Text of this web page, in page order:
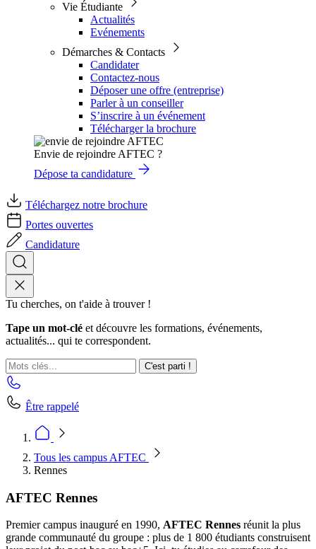
Vie Étudiante
Actualités
Evénements
Démarches & Contacts
Candidater
Contactez-nous
Déposer une offre (entreprise)
Parler à un conseiller
S’inscrire à un événement
Télécharger la brochure
Envie de rejoindre AFTEC ?
Dépose ta candidature
Téléchargez notre brochure
Portes ouvertes
Candidature
Tu cherches, on t'aide à trouver !
Tape un mot-clé et découvre les formations, événements,
actualités... qui te correspondent.
C'est parti !
Être rappelé
Tous les campus AFTEC
Rennes
AFTEC Rennes
Premier campus inauguré en 1990, AFTEC Rennes réunit la plus
grande communauté du groupe : plus de 1 800 étudiants construisent